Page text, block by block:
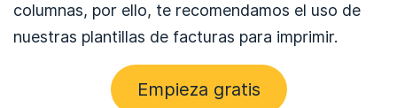
columnas, por ello, te recomendamos el uso de
nuestras plantillas de facturas para imprimir.
Empieza gratis